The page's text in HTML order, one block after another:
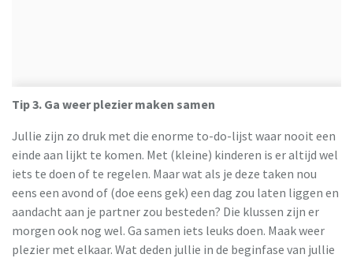
Tip 3. Ga weer plezier maken samen
Jullie zijn zo druk met die enorme to-do-lijst waar nooit een
einde aan lijkt te komen. Met (kleine) kinderen is er altijd wel
iets te doen of te regelen. Maar wat als je deze taken nou
eens een avond of (doe eens gek) een dag zou laten liggen en
aandacht aan je partner zou besteden? Die klussen zijn er
morgen ook nog wel. Ga samen iets leuks doen. Maak weer
plezier met elkaar. Wat deden jullie in de beginfase van jullie